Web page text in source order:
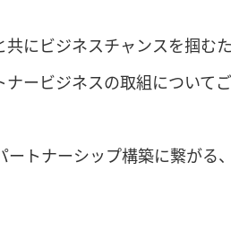
にビジネスチャンスを掴む
ービジネスの取組について
ートナーシップ構築に繋がる